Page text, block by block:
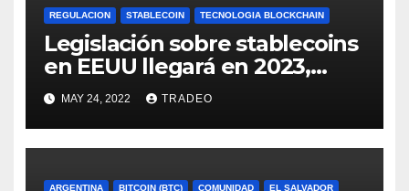
REGULACION STABLECOIN TECNOLOGIA BLOCKCHAIN
Legislación sobre stablecoins
en EEUU llegará en 2023,
según Blockchain Association
MAY 24, 2022 TRADEO
ARGENTINA BITCOIN (BTC) COMUNIDAD EL SALVADOR